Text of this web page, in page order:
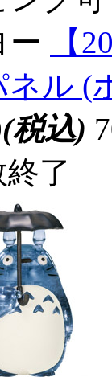
ー
【
ネル (
(税込)
了